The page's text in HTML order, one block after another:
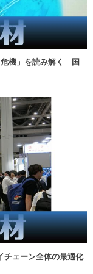
危機」を読み解く 国
チェーン全体の最適化